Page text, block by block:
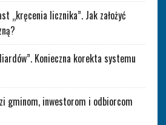
„kręcenia licznika”. Jak założyć
Konieczna korekta systemu
gminom, inwestorom i odbiorcom